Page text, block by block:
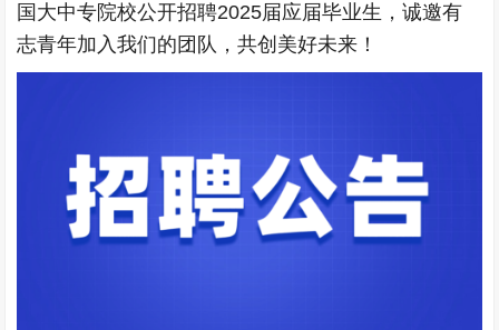
国大中专院校公开招聘2025届应届毕业生，诚邀有
志青年加入我们的团队，共创美好未来！